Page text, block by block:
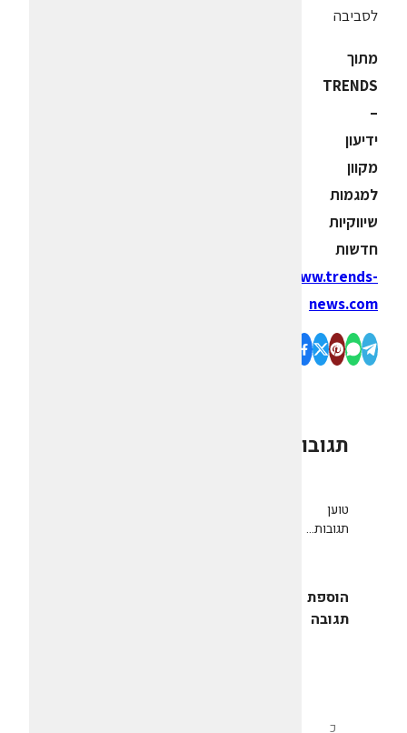
לסביבה
מתוך
TRENDS
–
ידיעון
מקוון
למגמות
שיווקיות
חדשות
www.trends-
news.com
תגובות
טוען
תגובות...
הוספת
תגובה